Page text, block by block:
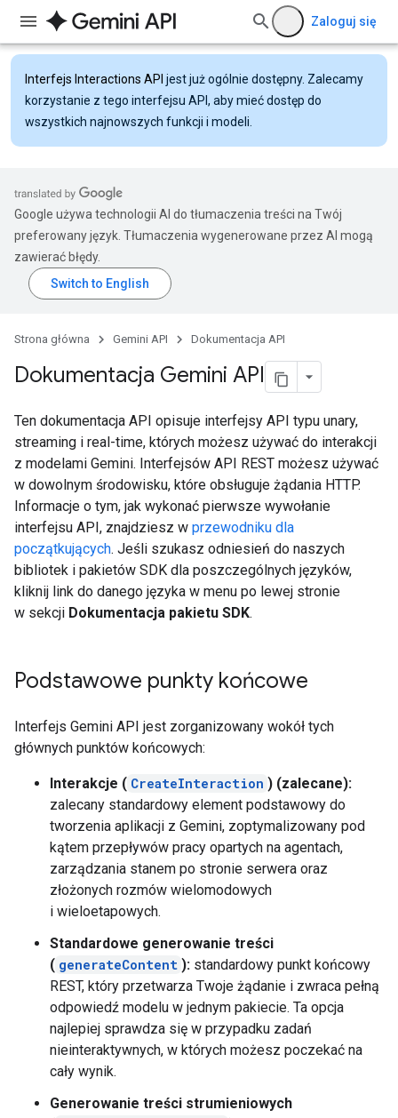
Zaloguj się
Interfejs Interactions API jest już ogólnie dostępny. Zalecamy
korzystanie z tego interfejsu API, aby mieć dostęp do
wszystkich najnowszych funkcji i modeli.
Google używa technologii AI do tłumaczenia treści na Twój
preferowany język. Tłumaczenia wygenerowane przez AI mogą
zawierać błędy.
Strona główna Gemini API Dokumentacja API
Dokumentacja Gemini API
Ten dokumentacja API opisuje interfejsy API typu unary,
streaming i real-time, których możesz używać do interakcji
z modelami Gemini. Interfejsów API REST możesz używać
w dowolnym środowisku, które obsługuje żądania HTTP.
Informacje o tym, jak wykonać pierwsze wywołanie
interfejsu API, znajdziesz w przewodniku dla
początkujących. Jeśli szukasz odniesień do naszych
bibliotek i pakietów SDK dla poszczególnych języków,
kliknij link do danego języka w menu po lewej stronie
w sekcji Dokumentacja pakietu SDK.
Podstawowe punkty końcowe
Interfejs Gemini API jest zorganizowany wokół tych
głównych punktów końcowych:
Interakcje ( CreateInteraction ) (zalecane):
zalecany standardowy element podstawowy do
tworzenia aplikacji z Gemini, zoptymalizowany pod
kątem przepływów pracy opartych na agentach,
zarządzania stanem po stronie serwera oraz
złożonych rozmów wielomodowych
i wieloetapowych.
Standardowe generowanie treści
( generateContent ): standardowy punkt końcowy
REST, który przetwarza Twoje żądanie i zwraca pełną
odpowiedź modelu w jednym pakiecie. Ta opcja
najlepiej sprawdza się w przypadku zadań
nieinteraktywnych, w których możesz poczekać na
cały wynik.
Generowanie treści strumieniowych